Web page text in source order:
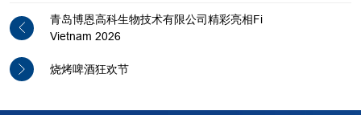
青岛博恩高科生物技术有限公司精彩亮相Fi
Vietnam 2026
烧烤啤酒狂欢节